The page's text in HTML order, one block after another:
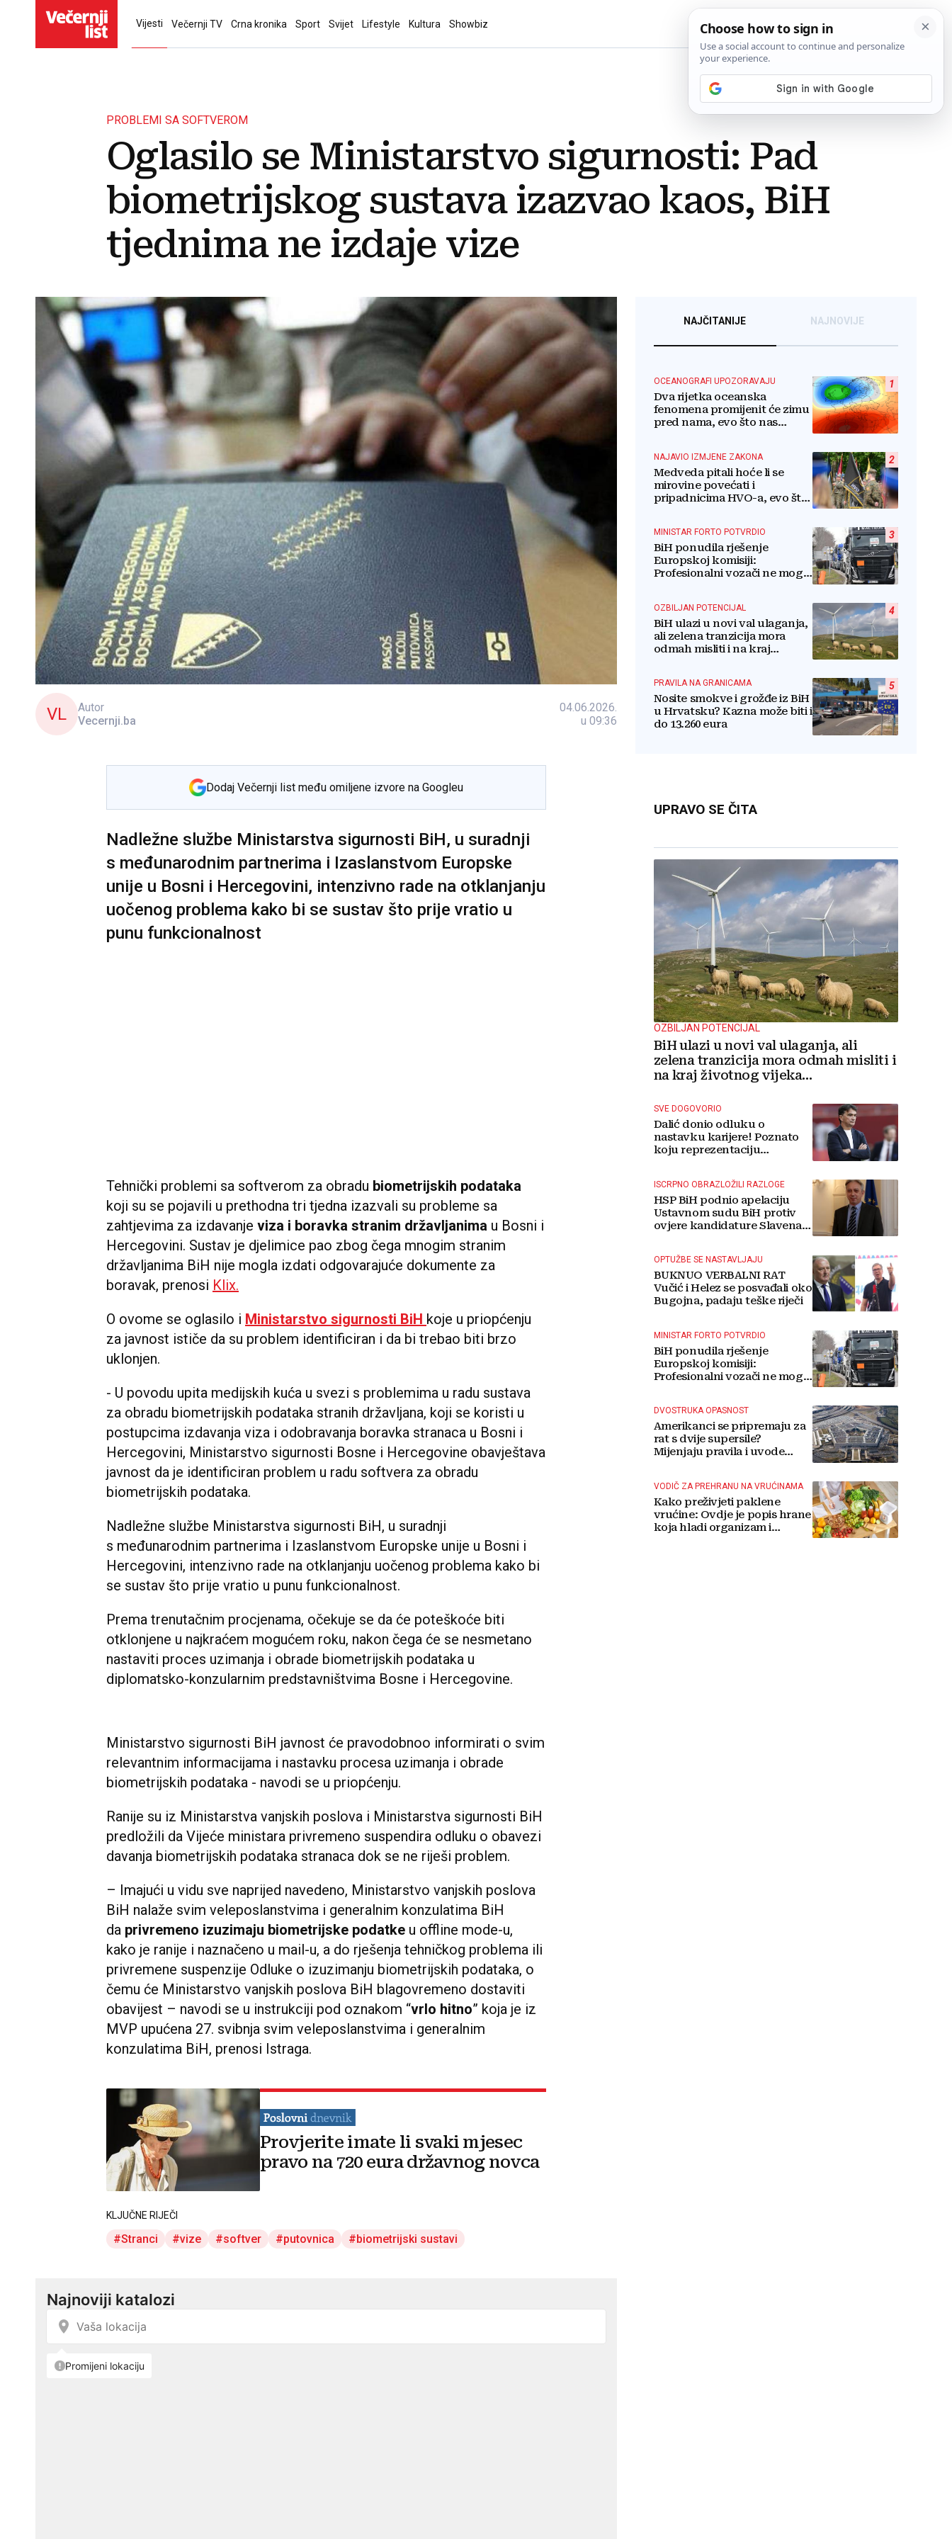
Vijesti Večernji TV Crna kronika Sport Svijet Lifestyle Kultura Showbiz
PROBLEMI SA SOFTVEROM
Oglasilo se Ministarstvo sigurnosti: Pad
biometrijskog sustava izazvao kaos, BiH
tjednima ne izdaje vize
VL
Autor
Vecernji.ba
04.06.2026.
u 09:36
Dodaj Večernji list među omiljene izvore na Googleu
Nadležne službe Ministarstva sigurnosti BiH, u suradnji
s međunarodnim partnerima i Izaslanstvom Europske
unije u Bosni i Hercegovini, intenzivno rade na otklanjanju
uočenog problema kako bi se sustav što prije vratio u
punu funkcionalnost
Tehnički problemi sa softverom za obradu biometrijskih podataka
koji su se pojavili u prethodna tri tjedna izazvali su probleme sa
zahtjevima za izdavanje viza i boravka stranim državljanima u Bosni i
Hercegovini. Sustav je djelimice pao zbog čega mnogim stranim
državljanima BiH nije mogla izdati odgovarajuće dokumente za
boravak, prenosi Klix.
O ovome se oglasilo i Ministarstvo sigurnosti BiH koje u priopćenju
za javnost ističe da su problem identificiran i da bi trebao biti brzo
uklonjen.
- U povodu upita medijskih kuća u svezi s problemima u radu sustava
za obradu biometrijskih podataka stranih državljana, koji se koristi u
postupcima izdavanja viza i odobravanja boravka stranaca u Bosni i
Hercegovini, Ministarstvo sigurnosti Bosne i Hercegovine obavještava
javnost da je identificiran problem u radu softvera za obradu
biometrijskih podataka.
Nadležne službe Ministarstva sigurnosti BiH, u suradnji
s međunarodnim partnerima i Izaslanstvom Europske unije u Bosni i
Hercegovini, intenzivno rade na otklanjanju uočenog problema kako bi
se sustav što prije vratio u punu funkcionalnost.
Prema trenutačnim procjenama, očekuje se da će poteškoće biti
otklonjene u najkraćem mogućem roku, nakon čega će se nesmetano
nastaviti proces uzimanja i obrade biometrijskih podataka u
diplomatsko-konzularnim predstavništvima Bosne i Hercegovine.
Ministarstvo sigurnosti BiH javnost će pravodobnoo informirati o svim
relevantnim informacijama i nastavku procesa uzimanja i obrade
biometrijskih podataka - navodi se u priopćenju.
Ranije su iz Ministarstva vanjskih poslova i Ministarstva sigurnosti BiH
predložili da Vijeće ministara privremeno suspendira odluku o obavezi
davanja biometrijskih podataka stranaca dok se ne riješi problem.
– Imajući u vidu sve naprijed navedeno, Ministarstvo vanjskih poslova
BiH nalaže svim veleposlanstvima i generalnim konzulatima BiH
da privremeno izuzimaju biometrijske podatke u offline mode-u,
kako je ranije i naznačeno u mail-u, a do rješenja tehničkog problema ili
privremene suspenzije Odluke o izuzimanju biometrijskih podataka, o
čemu će Ministarstvo vanjskih poslova BiH blagovremeno dostaviti
obavijest – navodi se u instrukciji pod oznakom “vrlo hitno” koja je iz
MVP upućena 27. svibnja svim veleposlanstvima i generalnim
konzulatima BiH, prenosi Istraga.
Provjerite imate li svaki mjesec
pravo na 720 eura državnog novca
KLJUČNE RIJEČI
Stranci vize softver putovnica biometrijski sustavi
NAJČITANIJE NAJNOVIJE
1
OCEANOGRAFI UPOZORAVAJU
Dva rijetka oceanska
fenomena promijenit će zimu
pred nama, evo što nas
2
NAJAVIO IZMJENE ZAKONA
Medveda pitali hoće li se
mirovine povećati i
pripadnicima HVO-a, evo što
3
MINISTAR FORTO POTVRDIO
BiH ponudila rješenje
Europskoj komisiji:
Profesionalni vozači ne mogu
4
OZBILJAN POTENCIJAL
BiH ulazi u novi val ulaganja,
ali zelena tranzicija mora
odmah misliti i na kraj
5
PRAVILA NA GRANICAMA
Nosite smokve i grožđe iz BiH
u Hrvatsku? Kazna može biti i
do 13.260 eura
UPRAVO SE ČITA
OZBILJAN POTENCIJAL
BiH ulazi u novi val ulaganja, ali
zelena tranzicija mora odmah misliti i
na kraj životnog vijeka
SVE DOGOVORIO
Dalić donio odluku o
nastavku karijere! Poznato
koju reprezentaciju
ISCRPNO OBRAZLOŽILI RAZLOGE
HSP BiH podnio apelaciju
Ustavnom sudu BiH protiv
ovjere kandidature Slavena
OPTUŽBE SE NASTAVLJAJU
BUKNUO VERBALNI RAT
Vučić i Helez se posvađali oko
Bugojna, padaju teške riječi
MINISTAR FORTO POTVRDIO
BiH ponudila rješenje
Europskoj komisiji:
Profesionalni vozači ne mogu
DVOSTRUKA OPASNOST
Amerikanci se pripremaju za
rat s dvije supersile?
Mijenjaju pravila i uvode
VODIČ ZA PREHRANU NA VRUĆINAMA
Kako preživjeti paklene
vrućine: Ovdje je popis hrane
koja hladi organizam i